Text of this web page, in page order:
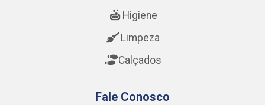
Higiene
Limpeza
Calçados
Fale Conosco